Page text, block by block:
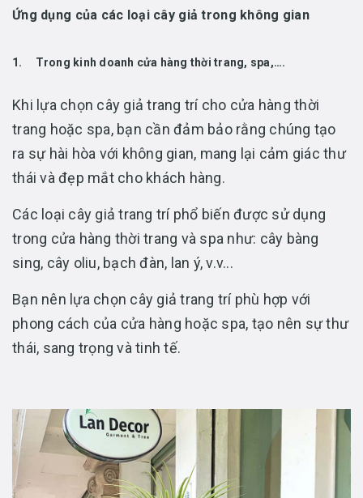
Ứng dụng của các loại cây giả trong không gian
1. Trong kinh doanh cửa hàng thời trang, spa,….
Khi lựa chọn cây giả trang trí cho cửa hàng thời
trang hoặc spa, bạn cần đảm bảo rằng chúng tạo
ra sự hài hòa với không gian, mang lại cảm giác thư
thái và đẹp mắt cho khách hàng.
Các loại cây giả trang trí phổ biến được sử dụng
trong cửa hàng thời trang và spa như: cây bàng
sing, cây oliu, bạch đàn, lan ý, v.v...
Bạn nên lựa chọn cây giả trang trí phù hợp với
phong cách của cửa hàng hoặc spa, tạo nên sự thư
thái, sang trọng và tinh tế.